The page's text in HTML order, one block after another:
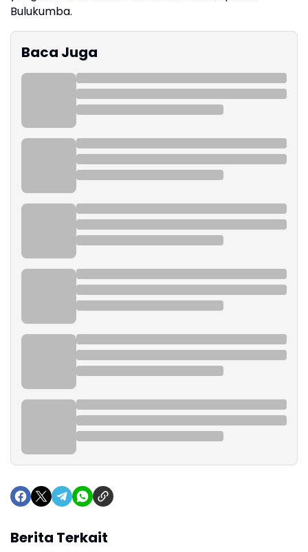
Bulukumba.
Baca Juga
Berita Terkait